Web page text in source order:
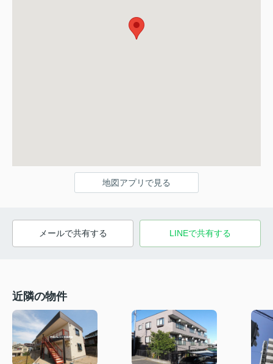
地図アプリで見る
メールで共有する LINEで共有する
近隣の物件